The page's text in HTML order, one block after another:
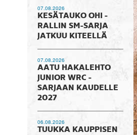
07.08.2026
KESÄTAUKO OHI -
RALLIN SM-SARJA
JATKUU KITEELLÄ
07.08.2026
AATU HAKALEHTO
JUNIOR WRC -
SARJAAN KAUDELLE
2027
06.08.2026
TUUKKA KAUPPISEN